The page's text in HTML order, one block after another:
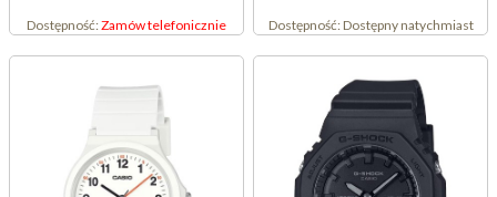
Dostępność:Zamów telefonicznie Dostępność:Dostępny natychmiast